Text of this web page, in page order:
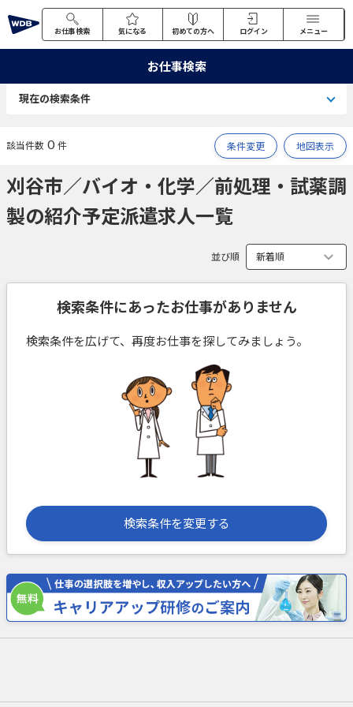
お仕事検索 気になる 初めての方へ ログイン メニュー
お仕事検索
現在の検索条件
該当件数 0 件 条件変更 地図表示
刈谷市／バイオ・化学／前処理・試薬調
製の紹介予定派遣求人一覧
並び順
検索条件にあったお仕事がありません
検索条件を広げて、再度お仕事を探してみましょう。
検索条件を変更する